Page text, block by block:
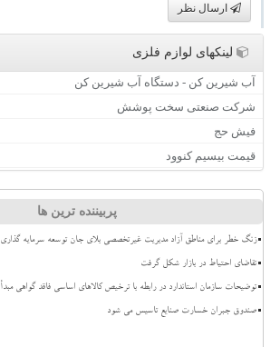
ارسال نظر
لینکهای لوازم فلزی
آب شیرین کن - دستگاه آب شیرین کن
شرکت صنعتی سخت پوشش
فیش حج
قیمت بیسیم کنوود
پربیننده ترین ها
زنگ خطر برای مناطق آزاد مدیریت غیرتخصصی بلای جان توسعه سرمایه گذاری
تقاضای احتیاط در بازار شکل گرفت
توضیحات سازمان استاندارد در رابطه با ترخیص کالاهای اساسی فاقد گواهی مبدأ
صندوق جبران خسارت صنایع تاسیس می شود